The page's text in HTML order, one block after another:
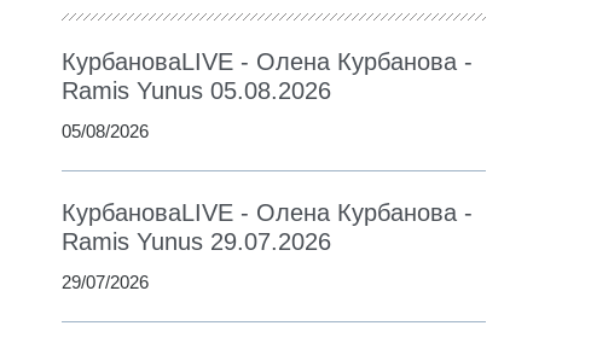
КурбановаLIVE - Олена Курбанова -
Ramis Yunus 05.08.2026
05/08/2026
КурбановаLIVE - Олена Курбанова -
Ramis Yunus 29.07.2026
29/07/2026